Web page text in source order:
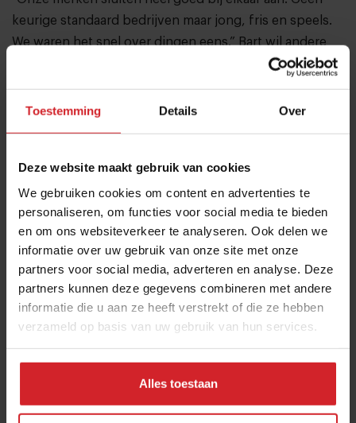
Toestemming Details Over
Deze website maakt gebruik van cookies
We gebruiken cookies om content en advertenties te
personaliseren, om functies voor social media te bieden
en om ons websiteverkeer te analyseren. Ook delen we
informatie over uw gebruik van onze site met onze
partners voor social media, adverteren en analyse. Deze
partners kunnen deze gegevens combineren met andere
informatie die u aan ze heeft verstrekt of die ze hebben
verzameld op basis van uw gebruik van hun services.
Alles toestaan
keurige standaard bedrijven maar jong, fris en speels.
We waren het snel over dingen eens.” Bart wil andere
zijn twee jonge organisaties die mega snel kunnen
creëerden binnen een maand het concept voor de
winkel en zijn nu – een paar weken later – open.
'Gewoon doen'
Robberts advies voor andere ondernemers is ‘gewoon
doen’. Binnen 48 uur nadat hij hoorde dat het pand vrij
kwam had hij al besloten. Soms moet je risico’s durven
nemen. Bart vult aan: “Duik vooral met een frisse blik
head first in nieuwe projecten waar je energie van
de dag erna zeker een goede vriend zijn – niet dat ik